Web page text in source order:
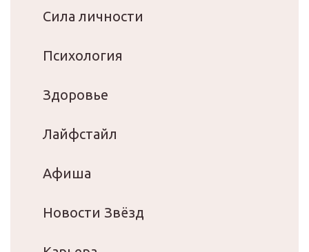
Сила личности
Психология
Здоровье
Лайфстайл
Афиша
Новости Звёзд